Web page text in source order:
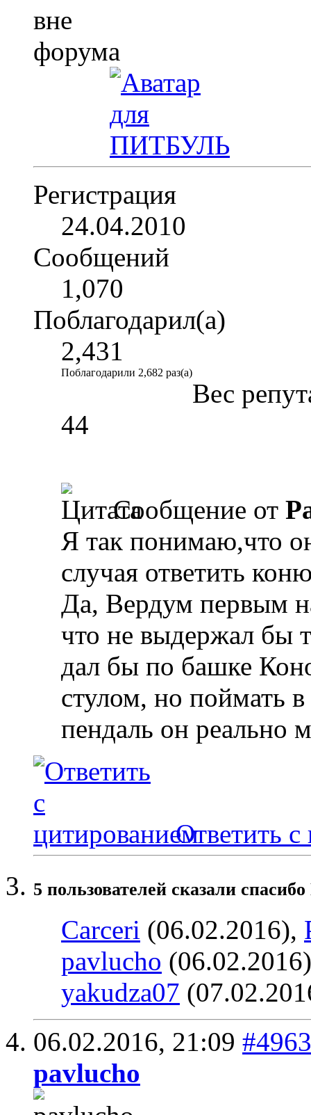
Регистрация
24.04.2010
Сообщений
1,070
Поблагодарил(а)
2,431
Поблагодарили 2,682 раз(а)
Вес
44
Сообщение от
Я так понимаю,что
случая ответить
Да, Вердум первым
что не выдержал бы
дал бы по башке
стулом, но поймать
пендаль он реально
Ответить с
5 пользователей сказали
Carceri (06.02.2016),
pavlucho
yakudza07
06.02.2016, 21:09 #4963
pavlucho